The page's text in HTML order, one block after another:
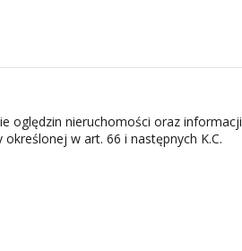
oględzin nieruchomości oraz informacji
w art. 66 i następnych K.C.